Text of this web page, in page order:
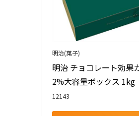
明治(菓子)
明治 チョコレート効果
2%大容量ボックス 1kg
12143